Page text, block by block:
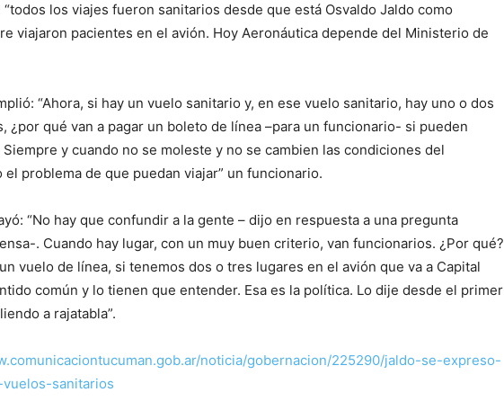
los viajes fueron sanitarios desde que está Osvaldo Jaldo como
viajaron pacientes en el avión. Hoy Aeronáutica depende del Ministerio de
“Ahora, si hay un vuelo sanitario y, en ese vuelo sanitario, hay uno o dos
¿por qué van a pagar un boleto de línea –para un funcionario- si pueden
y cuando no se moleste y no se cambien las condiciones del
el problema de que puedan viajar” un funcionario.
“No hay que confundir a la gente – dijo en respuesta a una pregunta
. Cuando hay lugar, con un muy buen criterio, van funcionarios. ¿Por qué?
vuelo de línea, si tenemos dos o tres lugares en el avión que va a Capital
común y lo tienen que entender. Esa es la política. Lo dije desde el primer
a rajatabla”.
noticia/gobernacion/225290/jaldo-se-expreso-
sanitarios